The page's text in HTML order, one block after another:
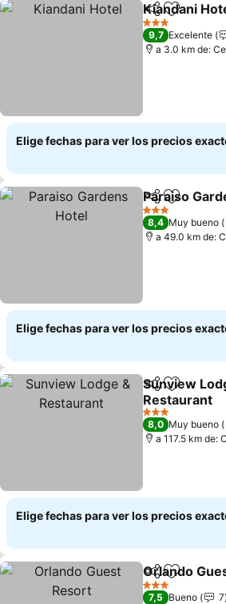
Compartir
Agregar
Kiandani
3 Estrellas
9,7 Excelente
a 3.0 km de:
Elige fechas para ver los precios
Compartir
Agregar
Paraiso
3 Estrellas
8,4 Muy bueno
a 49.0 km de:
Elige fechas para ver los precios
CompartirAgregar
Sunview
Restaurant
3 Estrellas
8,0 Muy bueno
a 117.5 km de:
Elige fechas para ver los precios
Compartir
Agregar
Orlando
3 Estrellas
7,5 Bueno
7